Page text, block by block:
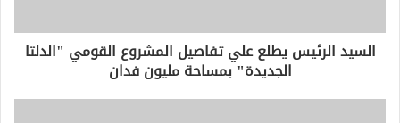
ر
السيد الرئيس يطلع علي تفاصيل المشروع القومي "الدلتا
الجديدة" بمساحة مليون فدان